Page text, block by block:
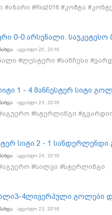
#აზარი #Rio2016 #კოშტა
0-0 არსენალი. საუკეტესო
აგვისტო 25, 2016
#ლესტერი #სანჩესი
1 - 4 მანჩესტერ სიტი
აგვისტო 23, 2016
#სტერლინგი
სიტი 2 - 1
აგვისტო 24, 2016
#სილვა #სტერლინგი
4ლივერპული გოლები
აგვისტო 23, 2016